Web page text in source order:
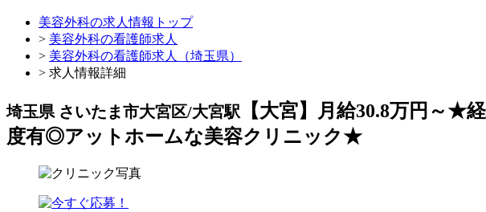
美容外科の求人情報トップ
> 美容外科の看護師求人
> 美容外科の看護師求人（埼玉県）
> 求人情報詳細
埼玉県 さいたま市大宮区/大宮駅
【大宮】月給30.8万円～
度有◎アットホームな美容クリニック★